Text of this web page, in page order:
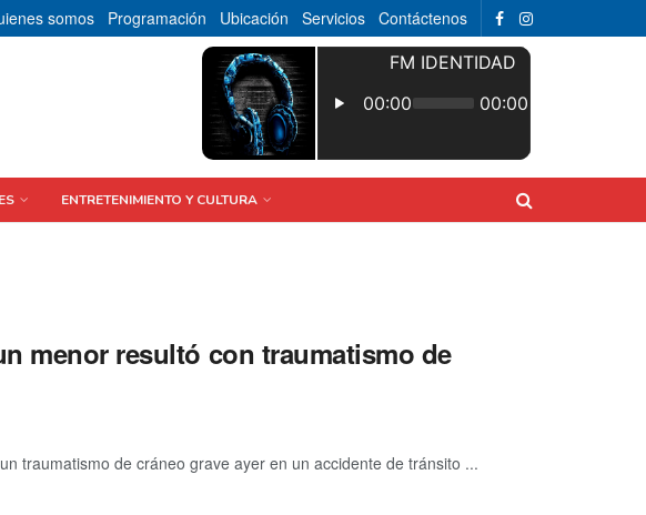
somos Programación Ubicación Servicios Contáctenos
ENTRETENIMIENTO Y CULTURA
menor resultó con traumatismo de
traumatismo de cráneo grave ayer en un accidente de tránsito ...